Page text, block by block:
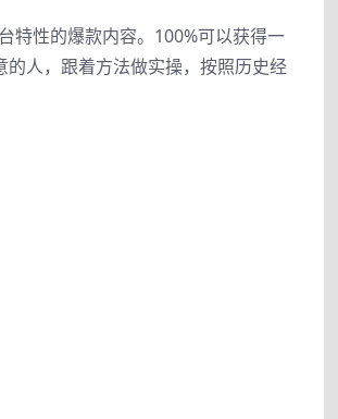
特性的爆款内容。100%可以获得一
人，跟着方法做实操，按照历史经